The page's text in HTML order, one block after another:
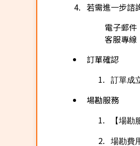
若需進一步諮
電子郵件
客服專線：02-
訂單確認
訂單成
場勘服務
【場
場勘費